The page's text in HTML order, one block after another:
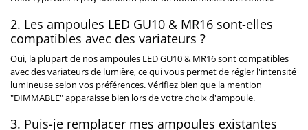
2. Les ampoules LED GU10 & MR16 sont-elles
compatibles avec des variateurs ?
Oui, la plupart de nos ampoules LED GU10 & MR16 sont compatibles
avec des variateurs de lumière, ce qui vous permet de régler l'intensité
lumineuse selon vos préférences. Vérifiez bien que la mention
"DIMMABLE" apparaisse bien lors de votre choix d'ampoule.
3. Puis-je remplacer mes ampoules existantes